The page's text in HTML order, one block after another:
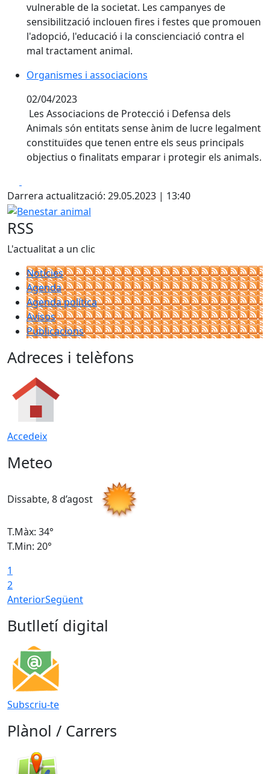
vulnerable de la societat. Les campanyes de
sensibilització inclouen fires i festes que promouen
l'adopció, l'educació i la conscienciació contra el
mal tractament animal.
Organismes i associacions
Organismes i associacions
02/04/2023
Les Associacions de Protecció i Defensa dels
Animals són entitats sense ànim de lucre legalment
constituïdes que tenen entre els seus principals
objectius o finalitats emparar i protegir els animals.
Darrera actualització: 29.05.2023 | 13:40
Benestar animal
RSS
L'actualitat a un clic
Notícies
Agenda
Agenda política
Avisos
Publicacions
Adreces i telèfons
Accedeix
Meteo
Dissabte, 8 d’agost
T.Màx: 34°
T.Min: 20°
1
2
AnteriorSegüent
Butlletí digital
Subscriu-te
Plànol / Carrers